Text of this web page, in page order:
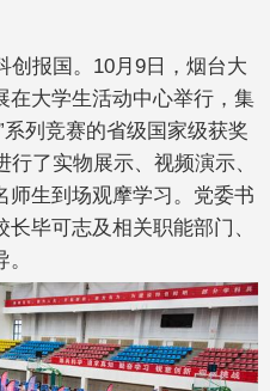
创报国。10月9日，烟台大
在大学生活动中心举行，集
列竞赛的省级国家级获奖
了实物展示、视频演示、
师生到场观摩学习。党委书
毕可志及相关职能部门、